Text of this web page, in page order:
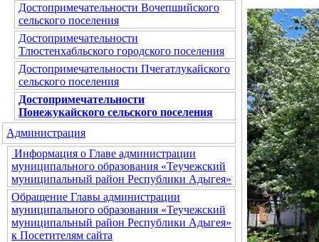
Достопримечательности Вочепшийского
сельского поселения
Достопримечательности
Тлюстенхабльского городского поселения
Достопримечательности Пчегатлукайского
сельского поселения
Достопримечательности
Понежукайского сельского поселения
Администрация
Информация о Главе администрации
муниципального образования «Теучежский
муниципальный район Республики Адыгея»
Обращение Главы администрации
муниципального образования «Теучежский
муниципальный район Республики Адыгея»
к Посетителям сайта